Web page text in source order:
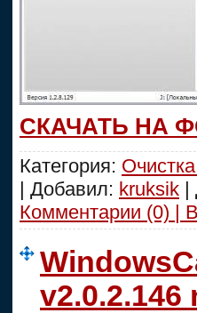
СКАЧАТЬ НА
Категория:
| Добавил: kruksik |
Комментарии (0) |
v2.0.2.146